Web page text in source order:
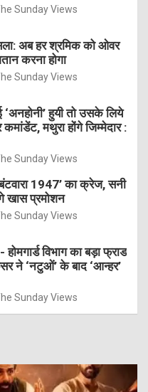
Sunday Views
अब हर श्रमिक को ओवर
करना होगा
Sunday Views
हुयी तो उसके लिये
मथुरा होंगे जिम्मेदार :
Sunday Views
1947’ का क्रेज, सनी
प्रमोशन
Sunday Views
विभाग का बड़ा फ्राड
ने ‘नटुओं’ के बाद ‘आन्हर’
Sunday Views